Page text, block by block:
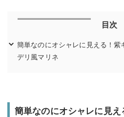
目次
簡単なのにオシャレに見える！紫
デリ風マリネ
簡単なのにオシャレに見